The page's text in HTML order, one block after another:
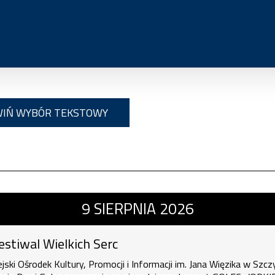
WYBÓR TEKSTOWY
Wielkich Serc , 9 sierpnia 2026,
9 SIERPNIA 2026
Wielkich Serc
Ośrodek Kultury, Promocji i Informacji im. Jana Więzika w